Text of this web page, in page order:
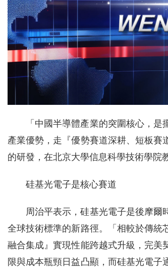
「中國半導體產業的突圍核心，
產業優勢，走『優勢賽道深耕、短板
的研發，在北京大學信息科學技術學院
硅基光電子是核心賽道
周治平表示，硅基光電子是後摩
全球技術標準的新路徑。「相較於傳統
融合集成』實現性能跨越式升級，完美
限與成本瓶頸日益凸顯，而硅基光電